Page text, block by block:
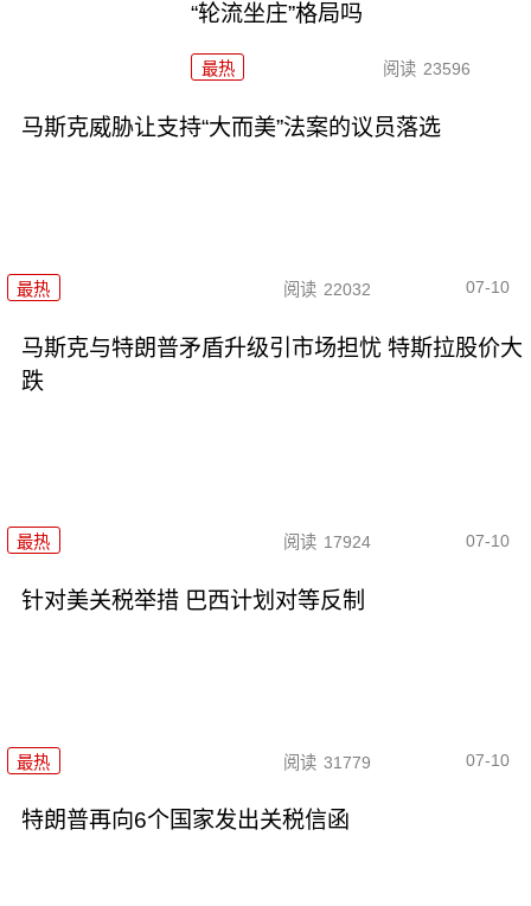
“轮流坐庄”格局吗
最热 阅读 23596
马斯克威胁让支持“大而美”法案的议员落选
最热 阅读 22032 07-10
马斯克与特朗普矛盾升级引市场担忧 特斯拉股价大
跌
最热 阅读 17924 07-10
针对美关税举措 巴西计划对等反制
最热 阅读 31779 07-10
特朗普再向6个国家发出关税信函